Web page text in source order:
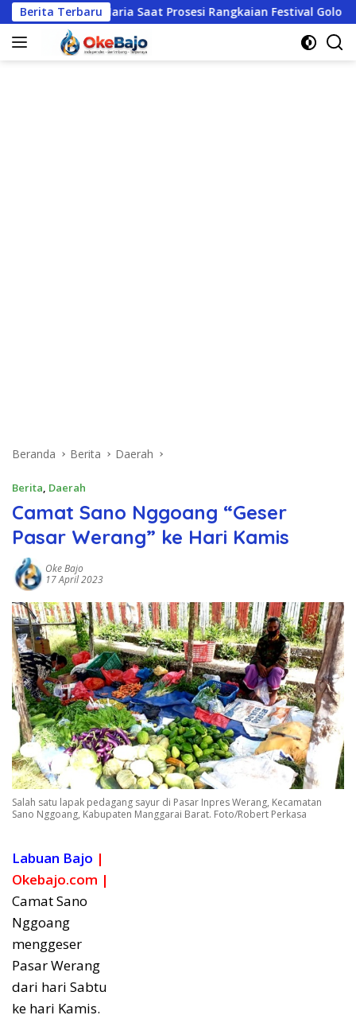
Langsung
ke
konten
Berita Terbaru
Maria Saat Prosesi Rangkaian Festival Golo Koe 2026
Beranda Berita Daerah
Berita, Daerah
Camat Sano Nggoang “Geser
Pasar Werang” ke Hari Kamis
Oke Bajo
17 April 2023
Salah satu lapak pedagang sayur di Pasar Inpres Werang, Kecamatan
Sano Nggoang, Kabupaten Manggarai Barat. Foto/Robert Perkasa
Labuan Bajo |
Okebajo.com |
Camat Sano
Nggoang
menggeser
Pasar Werang
dari hari Sabtu
ke hari Kamis.